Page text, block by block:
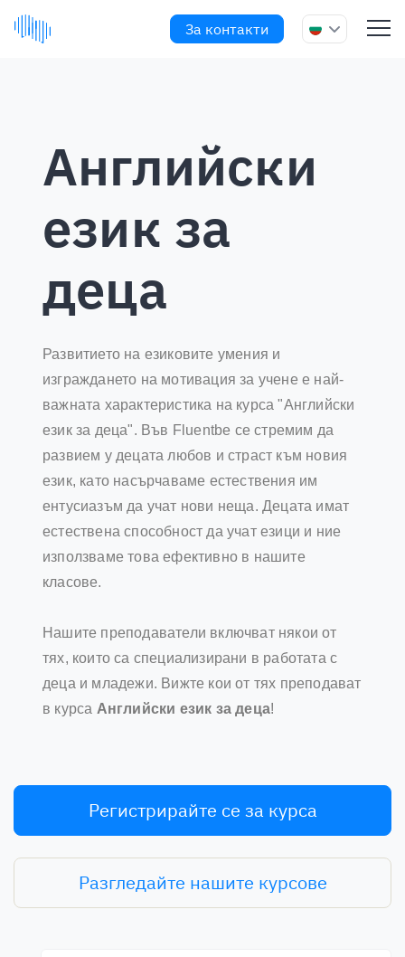
За контакти
Английски
език за
деца
Развитието на езиковите умения и
изграждането на мотивация за учене е най-
важната характеристика на курса "Английски
език за деца". Във Fluentbe се стремим да
развием у децата любов и страст към новия
език, като насърчаваме естествения им
ентусиазъм да учат нови неща. Децата имат
естествена способност да учат езици и ние
използваме това ефективно в нашите
класове.
Нашите преподаватели включват някои от
тях, които са специализирани в работата с
деца и младежи. Вижте кои от тях преподават
в курса Английски език за деца!
Регистрирайте се за курса
Разгледайте нашите курсове